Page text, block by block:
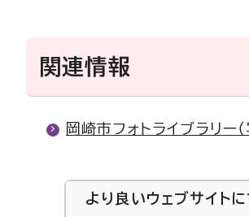
関連情報
岡崎市フォトライブラリー
より良いウェブサイト